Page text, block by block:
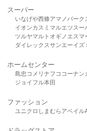
スーパー
いなげや西條アマノパーク
イオンカスミ マルエツスー
ツルヤマルト オギノ エスマ
ダイレックスサンエーイズ
ホームセンター
島忠 コメリ ナフコ コーナン
ジョイフル本田
ファッション
ユニクロ しまむら アベイル